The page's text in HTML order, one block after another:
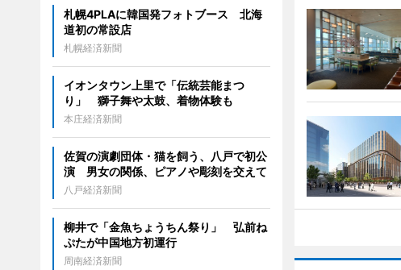
札幌4PLAに韓国発フォトブース 北海
道初の常設店
札幌経済新聞
イオンタウン上里で「伝統芸能まつ
り」 獅子舞や太鼓、着物体験も
本庄経済新聞
佐賀の演劇団体・猫を飼う、八戸で初公
演 男女の関係、ピアノや彫刻を交えて
八戸経済新聞
柳井で「金魚ちょうちん祭り」 弘前ね
ぷたが中国地方初運行
周南経済新聞